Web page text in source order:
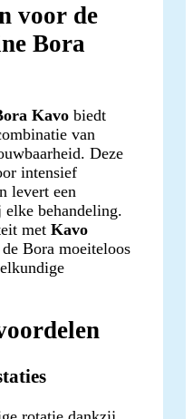
voor de
Bora
Kavo biedt
van
Deze
intensief
levert een
behandeling.
met Kavo
Bora moeiteloos